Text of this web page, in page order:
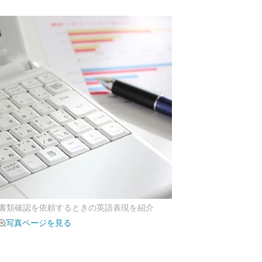
確認を依頼するときの英語表現を紹介
写真ページを見る